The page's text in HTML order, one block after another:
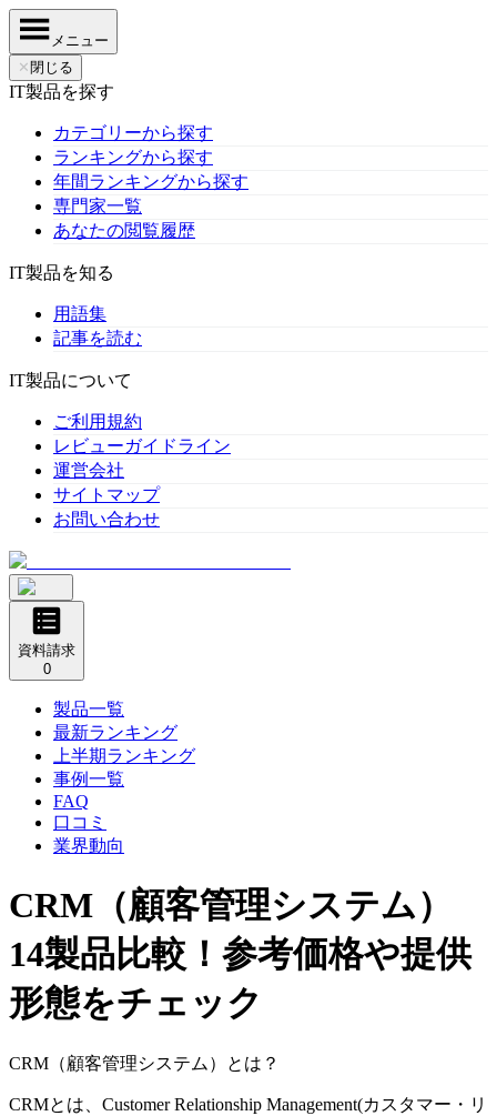
メニュー
✕ 閉じる
IT製品を探す
カテゴリーから探す
ランキングから探す
年間ランキングから探す
専門家一覧
あなたの閲覧履歴
IT製品を知る
用語集
記事を読む
IT製品について
ご利用規約
レビューガイドライン
運営会社
サイトマップ
お問い合わせ
資料請求
0
製品一覧
最新ランキング
上半期ランキング
事例一覧
FAQ
口コミ
業界動向
CRM（顧客管理システム）
14製品比較！参考価格や提供
形態をチェック
CRM（顧客管理システム）とは？
CRMとは、Customer Relationship Management(カスタマー・リ